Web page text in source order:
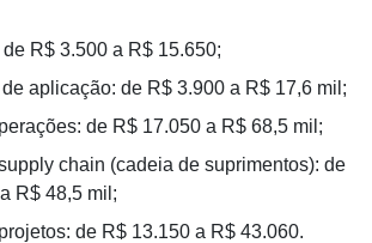
R$ 3.500 a R$ 15.650;
aplicação: de R$ 3.900 a R$ 17,6 mil;
de R$ 17.050 a R$ 68,5 mil;
chain (cadeia de suprimentos): de
R$ 48,5 mil;
de R$ 13.150 a R$ 43.060.